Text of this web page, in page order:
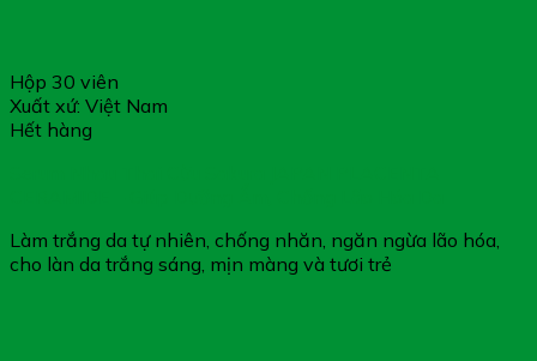
Hộp 30 viên
Xuất xứ: Việt Nam
Hết hàng
Làm trắng da tự nhiên, chống nhăn, ngăn ngừa lão hóa,
cho làn da trắng sáng, mịn màng và tươi trẻ